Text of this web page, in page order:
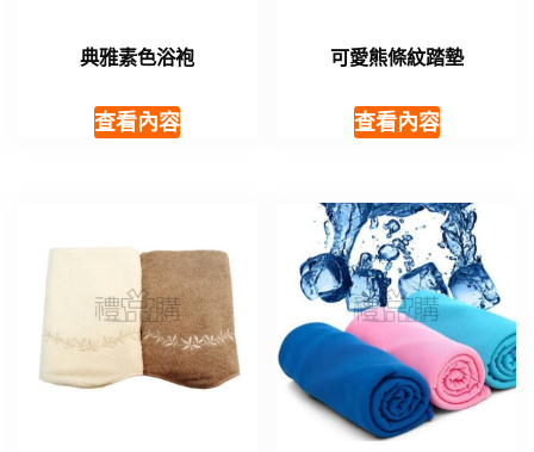
典雅素色浴袍
查看內容
可愛熊條紋踏墊
查看內容